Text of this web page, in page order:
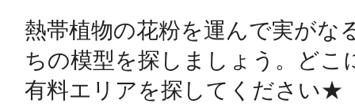
熱帯植物の花粉を運んで実がな
ちの模型を探しましょう。どこ
有料エリアを探してください★
鴻巣